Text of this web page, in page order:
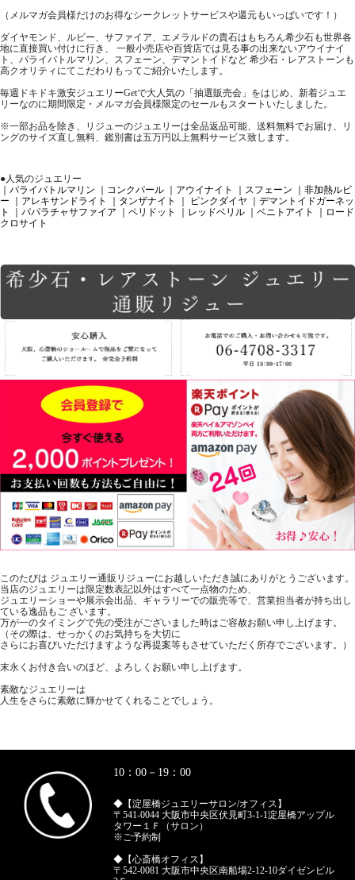
（メルマガ会員様だけのお得なシークレットサービスや還元もいっぱいです！）
ダイヤモンド、ルビー、サファイア、エメラルドの貴石はもちろん希少石も世界各
地に直接買い付けに行き、 一般小売店や百貨店では見る事の出来ないアウイナイ
ト、パライバトルマリン、スフェーン、デマントイドなど 希少石・レアストーンも
高クオリティにてこだわりもってご紹介いたします。
毎週ドキドキ激安ジュエリーGetで大人気の「抽選販売会」をはじめ、新着ジュエ
リーなのに期間限定・メルマガ会員様限定のセールもスタートいたしました。
※一部お品を除き、リジューのジュエリーは全品返品可能、送料無料でお届け、リ
ングのサイズ直し無料、鑑別書は五万円以上無料サービス致します。
●人気のジュエリー
｜パライバトルマリン
｜コンクパール ｜アウイナイト ｜スフェーン
｜非加熱ルビ
ー
｜アレキサンドライト ｜タンザナイト ｜ ピンクダイヤ
｜デマントイドガーネッ
ト
｜パパラチャサファイア ｜ペリドット ｜レッドベリル ｜ベニトアイト
｜ロード
クロサイト
このたびは ジュエリー通販リジューにお越しいただき誠にありがとうございます。
当店のジュエリーは限定数表記以外はすべて一点物のため、
ジュエリーショーや展示会出品、ギャラリーでの販売等で、営業担当者が持ち出し
ている逸品もご ざいます。
万が一のタイミングで先の受注がございました時はご容赦お願い申し上げます。
（その際は、せっかくのお気持ちを大切に
さらにお喜びいただけますような再提案等もさせていただく所存でございます。）
末永くお付き合いのほど、よろしくお願い申し上げます。
素敵なジュエリーは
人生をさらに素敵に輝かせてくれることでしょう。
10：00－19：00
◆【淀屋橋ジュエリーサロン/オフィス】
〒541-0044 大阪市中央区伏見町3-1-1淀屋橋アップル
タワー１Ｆ（サロン）
※ご予約制
◆【心斎橋オフィス】
〒542-0081 大阪市中央区南船場2-12-10ダイゼンビル